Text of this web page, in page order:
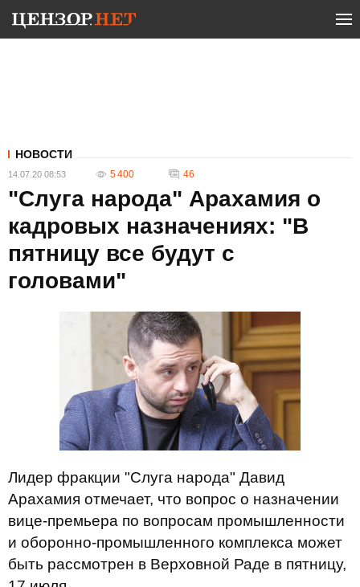
НОВОСТИ
14.07.20 08:53 5 400 46
"Слуга народа" Арахамия о
кадровых назначениях: "В
пятницу все будут с
головами"
Лидер фракции "Слуга народа" Давид
Арахамия отмечает, что вопрос о назначении
вице-премьера по вопросам промышленности
и оборонно-промышленного комплекса может
быть рассмотрен в Верховной Раде в пятницу,